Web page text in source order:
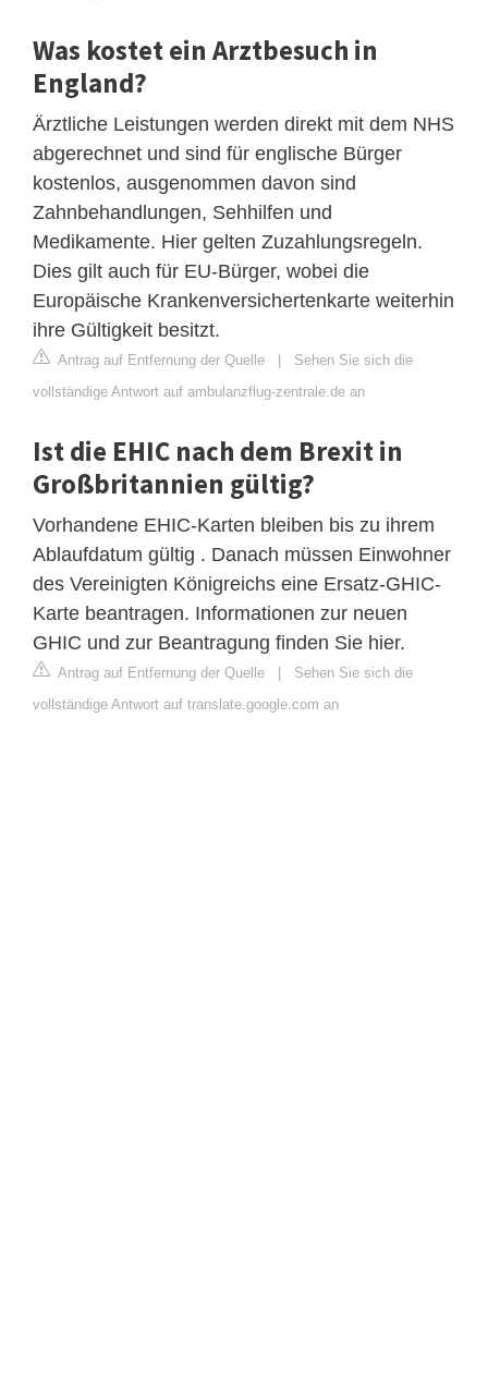
Was kostet ein Arztbesuch in
England?
Ärztliche Leistungen werden direkt mit dem NHS
abgerechnet und sind für englische Bürger
kostenlos, ausgenommen davon sind
Zahnbehandlungen, Sehhilfen und
Medikamente. Hier gelten Zuzahlungsregeln.
Dies gilt auch für EU-Bürger, wobei die
Europäische Krankenversichertenkarte weiterhin
ihre Gültigkeit besitzt.
Antrag auf Entfernung der Quelle | Sehen Sie sich die
vollständige Antwort auf ambulanzflug-zentrale.de an
Ist die EHIC nach dem Brexit in
Großbritannien gültig?
Vorhandene EHIC-Karten bleiben bis zu ihrem
Ablaufdatum gültig . Danach müssen Einwohner
des Vereinigten Königreichs eine Ersatz-GHIC-
Karte beantragen. Informationen zur neuen
GHIC und zur Beantragung finden Sie hier.
Antrag auf Entfernung der Quelle | Sehen Sie sich die
vollständige Antwort auf translate.google.com an